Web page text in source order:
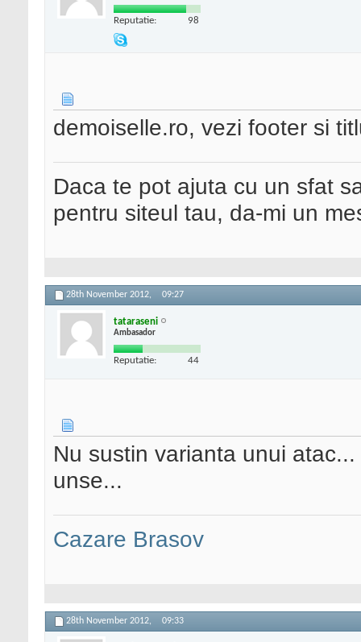
Reputatie: 98
demoiselle.ro, vezi footer si
Daca te pot ajuta cu un sfat
pentru siteul tau, da-mi un
28th November 2012, 09:27
tataraseni
Ambasador
Reputatie: 44
Nu sustin varianta unui
unse...
Cazare Brasov
28th November 2012, 09:33